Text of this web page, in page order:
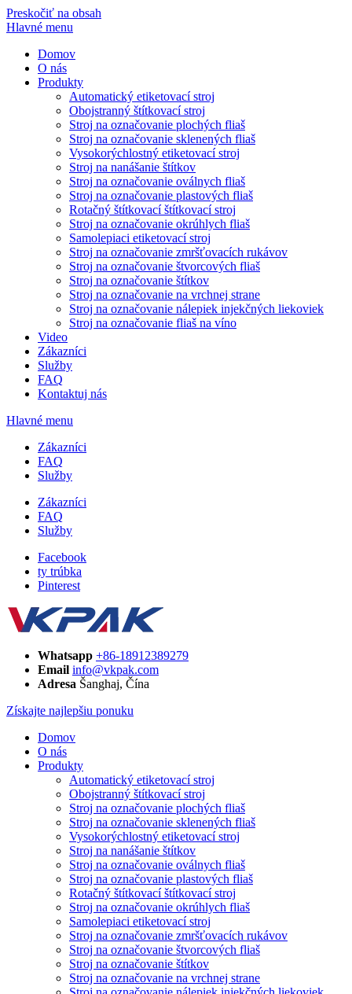
Preskočiť na obsah
Hlavné menu
Domov
O nás
Produkty
Automatický etiketovací stroj
Obojstranný štítkovací stroj
Stroj na označovanie plochých fliaš
Stroj na označovanie sklenených fliaš
Vysokorýchlostný etiketovací stroj
Stroj na nanášanie štítkov
Stroj na označovanie oválnych fliaš
Stroj na označovanie plastových fliaš
Rotačný štítkovací štítkovací stroj
Stroj na označovanie okrúhlych fliaš
Samolepiaci etiketovací stroj
Stroj na označovanie zmršťovacích rukávov
Stroj na označovanie štvorcových fliaš
Stroj na označovanie štítkov
Stroj na označovanie na vrchnej strane
Stroj na označovanie nálepiek injekčných liekoviek
Stroj na označovanie fliaš na víno
Video
Zákazníci
Služby
FAQ
Kontaktuj nás
Hlavné menu
Zákazníci
FAQ
Služby
Zákazníci
FAQ
Služby
Facebook
ty trúbka
Pinterest
Whatsapp +86-18912389279
Email info@vkpak.com
Adresa Šanghaj, Čína
Získajte najlepšiu ponuku
Domov
O nás
Produkty
Automatický etiketovací stroj
Obojstranný štítkovací stroj
Stroj na označovanie plochých fliaš
Stroj na označovanie sklenených fliaš
Vysokorýchlostný etiketovací stroj
Stroj na nanášanie štítkov
Stroj na označovanie oválnych fliaš
Stroj na označovanie plastových fliaš
Rotačný štítkovací štítkovací stroj
Stroj na označovanie okrúhlych fliaš
Samolepiaci etiketovací stroj
Stroj na označovanie zmršťovacích rukávov
Stroj na označovanie štvorcových fliaš
Stroj na označovanie štítkov
Stroj na označovanie na vrchnej strane